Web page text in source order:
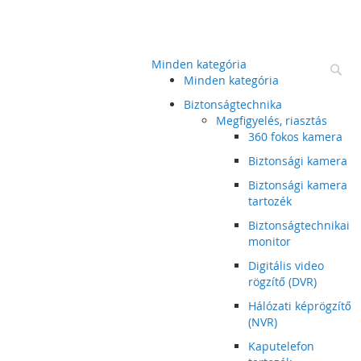
Minden kategória
Minden kategória
Biztonságtechnika
Megfigyelés, riasztás
360 fokos kamera
Biztonsági kamera
Biztonsági kamera
tartozék
Biztonságtechnikai
monitor
Digitális video
rögzítő (DVR)
Hálózati képrögzítő
(NVR)
Kaputelefon